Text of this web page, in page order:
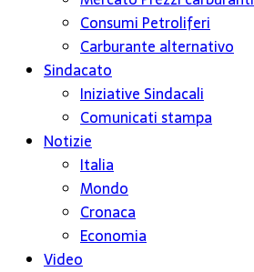
Consumi Petroliferi
Carburante alternativo
Sindacato
Iniziative Sindacali
Comunicati stampa
Notizie
Italia
Mondo
Cronaca
Economia
Video